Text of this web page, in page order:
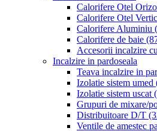
Calorifere Otel
Calorifere Otel
Calorifere Aluminiu
Calorifere de baie
Accesorii incalzire
Incalzire in pardoseala
Teava incalzire in
Izolatie sistem umed
Izolatie sistem uscat
Grupuri de mixare/
Distribuitoare D/T
Ventile de amestec